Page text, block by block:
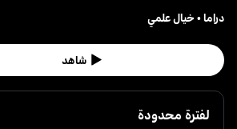
دراما• خيال علمي
شاهد
لفترة محدودة